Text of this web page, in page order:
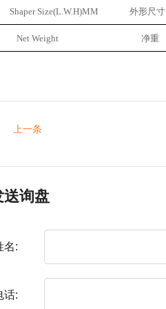
Shaper Size(L.W.H)MM 外形尺寸
Net Weight 净重
上一条
送询盘
名:
话: